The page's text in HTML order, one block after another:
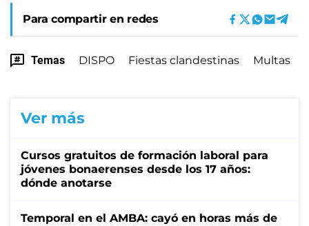
Para compartir en redes
Temas DISPO Fiestas clandestinas Multas
Ver más
Cursos gratuitos de formación laboral para
jóvenes bonaerenses desde los 17 años:
dónde anotarse
Temporal en el AMBA: cayó en horas más de